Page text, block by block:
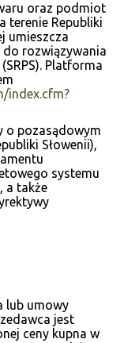
oraz podmiot
terenie Republiki
umieszcza
rozwiązywania
Platforma
index.cfm?
o pozasądowym
Słowenii),
systemu
a także
lub umowy
jest
ceny kupna w